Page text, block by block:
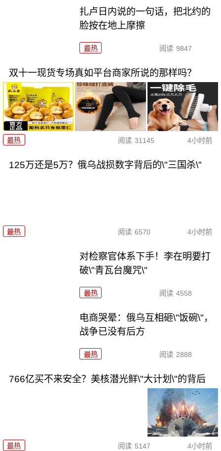
扎卢日内说的一句话，把北约的
脸按在地上摩擦
最热 阅读 9847
双十一现货专场真如平台商家所说的那样吗？
最热 阅读 31145 4小时前
125万还是5万？俄乌战损数字背后的\"三国杀\"
最热 阅读 6570 4小时前
对检察官体系下手！李在明要打
破\"青瓦台魔咒\"
最热 阅读 4558
电商哭晕：俄乌互相砸\"饭碗\"，
战争已没有后方
最热 阅读 2888
766亿买不来安全？美核潜光鲜\"大计划\"的背后
最热 阅读 5147 4小时前